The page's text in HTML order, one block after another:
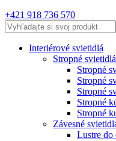
+421 918 736 570
Interiérové svietidlá
Stropné svietidlá
Stropné
Stropné
Stropné
Stropné
Stropné
Závesné
Lustre do